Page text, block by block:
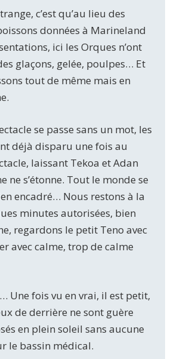
c’est qu’au lieu des
données à Marineland
ici les Orques n’ont
glaçons, gelée, poulpes… Et
tout de même mais en
se passe sans un mot, les
déjà disparu une fois au
laissant Tekoa et Adan
ne s’étonne. Tout le monde se
encadré… Nous restons à la
minutes autorisées, bien
regardons le petit Teno avec
avec calme, trop de calme
Une fois vu en vrai, il est petit,
de derrière ne sont guère
en plein soleil sans aucune
le bassin médical.